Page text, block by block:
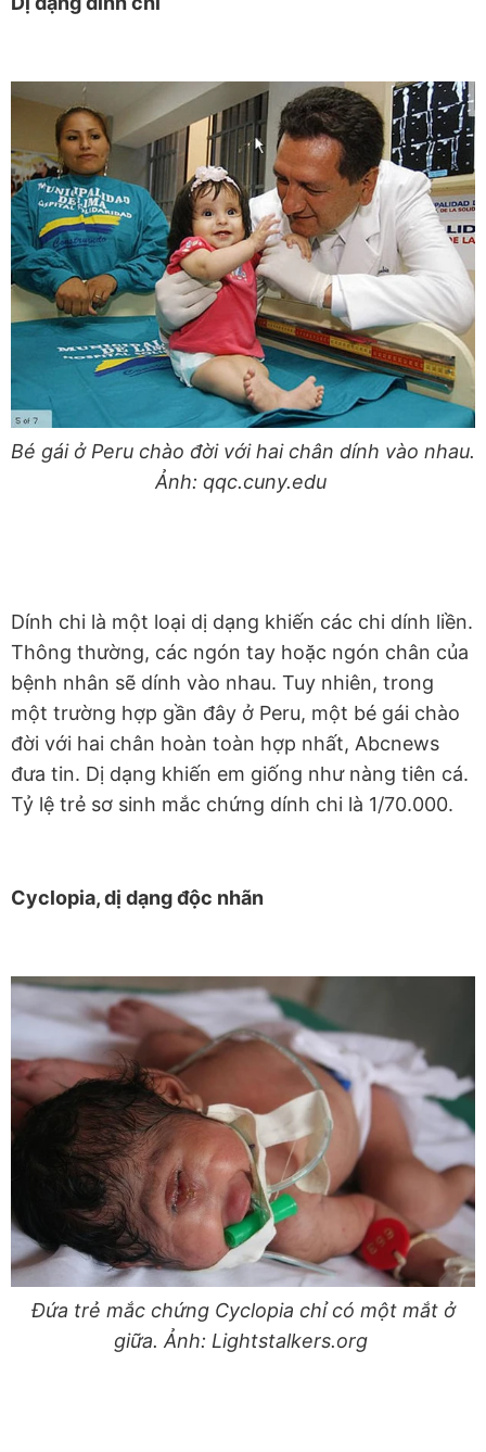
Bé gái ở Peru chào đời với hai chân dính vào nhau.
Ảnh: qqc.cuny.edu
Dính chi là một loại dị dạng khiến các chi dính liền.
Thông thường, các ngón tay hoặc ngón chân của
bệnh nhân sẽ dính vào nhau. Tuy nhiên, trong
một trường hợp gần đây ở Peru, một bé gái chào
đời với hai chân hoàn toàn hợp nhất, Abcnews
đưa tin. Dị dạng khiến em giống như nàng tiên cá.
Tỷ lệ trẻ sơ sinh mắc chứng dính chi là 1/70.000.
Cyclopia, dị dạng độc nhãn
Đứa trẻ mắc chứng Cyclopia chỉ có một mắt ở
giữa. Ảnh: Lightstalkers.org